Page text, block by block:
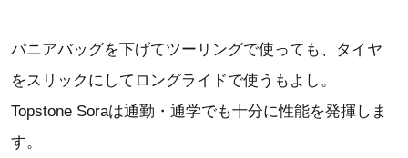
パニアバッグを下げてツーリングで使っても、タイヤ
をスリックにしてロングライドで使うもよし。
Topstone Soraは通勤・通学でも十分に性能を発揮しま
す。